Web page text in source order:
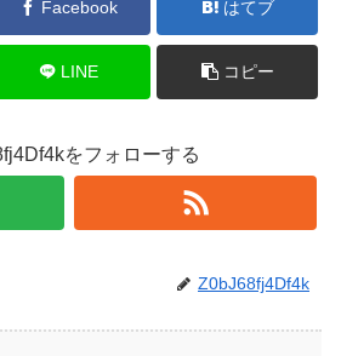
Facebook はてブ
LINE コピー
をフォローする
Z0bJ68fj4Df4k